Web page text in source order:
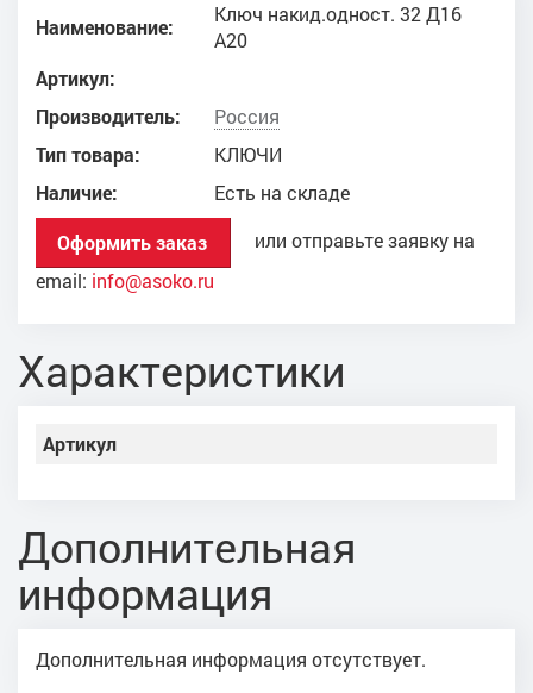
Наименование:
Ключ накид.одност. 32 Д16
А20
Артикул:
Производитель:
Россия
Тип товара:
КЛЮЧИ
Наличие:
Есть на складе
Оформить заказ
или отправьте заявку на
email: info@asoko.ru
Характеристики
Артикул
Дополнительная
информация
Дополнительная информация отсутствует.